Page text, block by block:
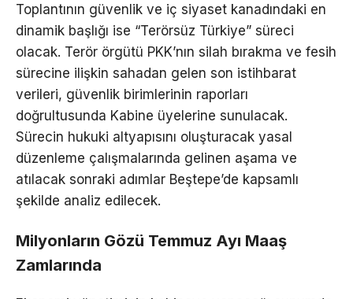
Toplantının güvenlik ve iç siyaset kanadındaki en
dinamik başlığı ise “Terörsüz Türkiye” süreci
olacak. Terör örgütü PKK’nın silah bırakma ve fesih
sürecine ilişkin sahadan gelen son istihbarat
verileri, güvenlik birimlerinin raporları
doğrultusunda Kabine üyelerine sunulacak.
Sürecin hukuki altyapısını oluşturacak yasal
düzenleme çalışmalarında gelinen aşama ve
atılacak sonraki adımlar Beştepe’de kapsamlı
şekilde analiz edilecek.
Milyonların Gözü Temmuz Ayı Maaş
Zamlarında